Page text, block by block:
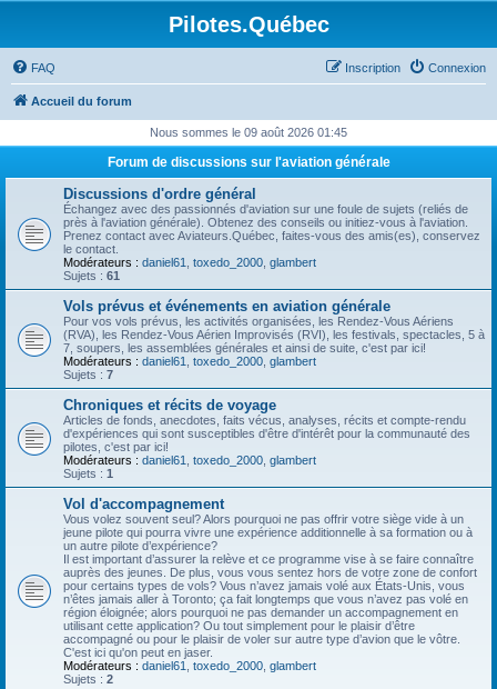
Pilotes.Québec
FAQ Connexion
Inscription
Accueil du forum
Nous sommes le 09 août 2026 01:45
Forum de discussions sur l'aviation générale
Discussions d'ordre général
Échangez avec des passionnés d'aviation sur une foule de sujets (reliés de
près à l'aviation générale). Obtenez des conseils ou initiez-vous à l'aviation.
Prenez contact avec Aviateurs.Québec, faites-vous des amis(es), conservez
le contact.
Modérateurs : daniel61 toxedo_2000 glambert
Sujets : 61
Vols prévus et événements en aviation générale
Pour vos vols prévus, les activités organisées, les Rendez-Vous Aériens
(RVA), les Rendez-Vous Aérien Improvisés (RVI), les festivals, spectacles, 5 à
7, soupers, les assemblées générales et ainsi de suite, c'est par ici!
Modérateurs : daniel61 toxedo_2000 glambert
Sujets : 7
Chroniques et récits de voyage
Articles de fonds, anecdotes, faits vécus, analyses, récits et compte-rendu
d'expériences qui sont susceptibles d'être d'intérêt pour la communauté des
pilotes, c'est par ici!
Modérateurs : daniel61 toxedo_2000 glambert
Sujets : 1
Vol d'accompagnement
Vous volez souvent seul? Alors pourquoi ne pas offrir votre siège vide à un
jeune pilote qui pourra vivre une expérience additionnelle à sa formation ou à
un autre pilote d’expérience?
Il est important d’assurer la relève et ce programme vise à se faire connaître
auprès des jeunes. De plus, vous vous sentez hors de votre zone de confort
pour certains types de vols? Vous n’avez jamais volé aux États-Unis, vous
n’êtes jamais aller à Toronto; ça fait longtemps que vous n’avez pas volé en
région éloignée; alors pourquoi ne pas demander un accompagnement en
utilisant cette application? Ou tout simplement pour le plaisir d’être
accompagné ou pour le plaisir de voler sur autre type d’avion que le vôtre.
C'est ici qu'on peut en jaser.
Modérateurs : daniel61 toxedo_2000 glambert
Sujets : 2